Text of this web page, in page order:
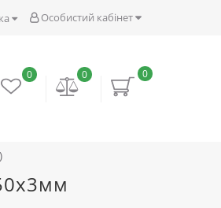
Особистий кабінет
0
0
0